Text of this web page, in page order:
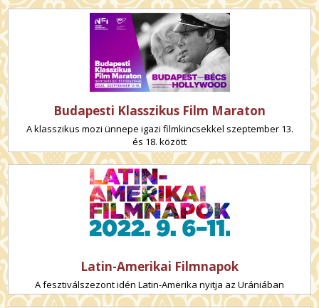
Budapesti Klasszikus Film Maraton
A klasszikus mozi ünnepe igazi filmkincsekkel szeptember 13.
és 18. között
Latin-Amerikai Filmnapok
A fesztiválszezont idén Latin-Amerika nyitja az Urániában